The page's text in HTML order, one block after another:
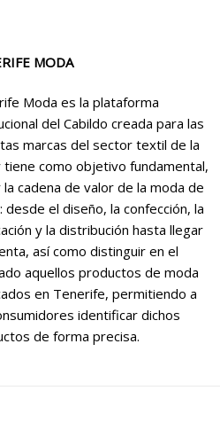
MODA
Moda es la plataforma
del Cabildo creada para las
marcas del sector textil de la
tiene como objetivo fundamental,
la cadena de valor de la moda de
desde el diseño, la confección, la
y la distribución hasta llegar
así como distinguir en el
aquellos productos de moda
en Tenerife, permitiendo a
identificar dichos
de forma precisa.